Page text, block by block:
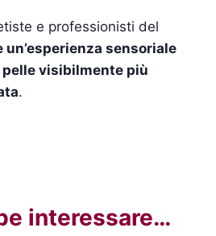
e professionisti del
un’esperienza sensoriale
pelle visibilmente più
.
interessare…